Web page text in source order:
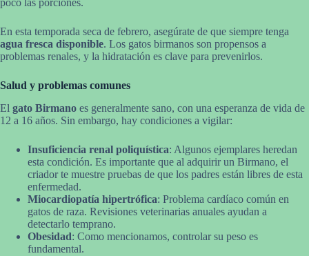
poco las porciones.
En esta temporada seca de febrero, asegúrate de que siempre tenga
agua fresca disponible. Los gatos birmanos son propensos a
problemas renales, y la hidratación es clave para prevenirlos.
Salud y problemas comunes
El gato Birmano es generalmente sano, con una esperanza de vida de
12 a 16 años. Sin embargo, hay condiciones a vigilar:
Insuficiencia renal poliquística: Algunos ejemplares heredan
esta condición. Es importante que al adquirir un Birmano, el
criador te muestre pruebas de que los padres están libres de esta
enfermedad.
Miocardiopatía hipertrófica: Problema cardíaco común en
gatos de raza. Revisiones veterinarias anuales ayudan a
detectarlo temprano.
Obesidad: Como mencionamos, controlar su peso es
fundamental.